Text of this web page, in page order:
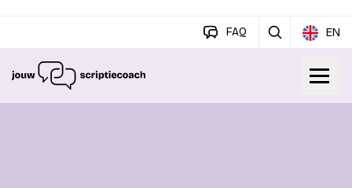
FAQ EN